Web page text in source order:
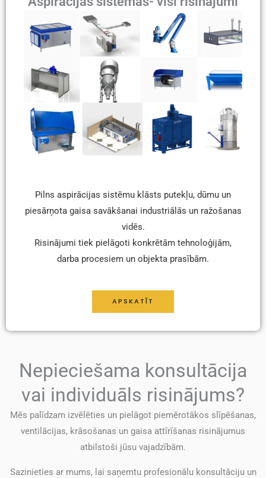
Pilns aspirācijas sistēmu klāsts putekļu, dūmu un
piesārņota gaisa savākšanai industriālās un ražošanas
vidēs.
Risinājumi tiek pielāgoti konkrētām tehnoloģijām,
darba procesiem un objekta prasībām.
APSKATĪT
Nepieciešama konsultācija
vai individuāls risinājums?
Mēs palīdzam izvēlēties un pielāgot piemērotākos slīpēšanas,
ventilācijas, krāsošanas un gaisa attīrīšanas risinājumus
atbilstoši jūsu vajadzībām.
Sazinieties ar mums, lai saņemtu profesionālu konsultāciju un